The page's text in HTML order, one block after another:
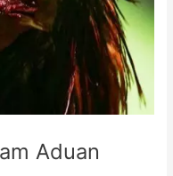
e
n
u
Aduan